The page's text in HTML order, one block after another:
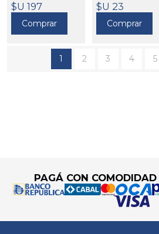
$U 197
Comprar
$U 23
Comprar
1 2 3 4 5
PAGÁ CON